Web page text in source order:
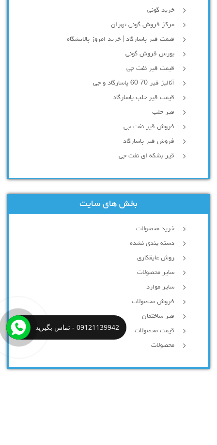
خرید گونی
مرکز فروش گونی تهران
قیمت قیر پاسارگاد | خرید امروز پالایشگاه
بورس فروش گونی
قیمت قیر نفت جی
آنالیز قیر 70 60 پاسارگاد و جی
قیمت قیر حلب پاسارگاد
قیر حلب
فروش قیر نفت جی
فروش قیر پاسارگاد
قیر بشکه ای نفت جی
بخش های سایت
خرید محصولات
دسته بندی نشده
روش عایقکاری
سایر محصولات
سایر موارد
فروش محصولات
قیر ساختمان
قیمت محصولات
محصولات
09121139942 - تماس بگیرید